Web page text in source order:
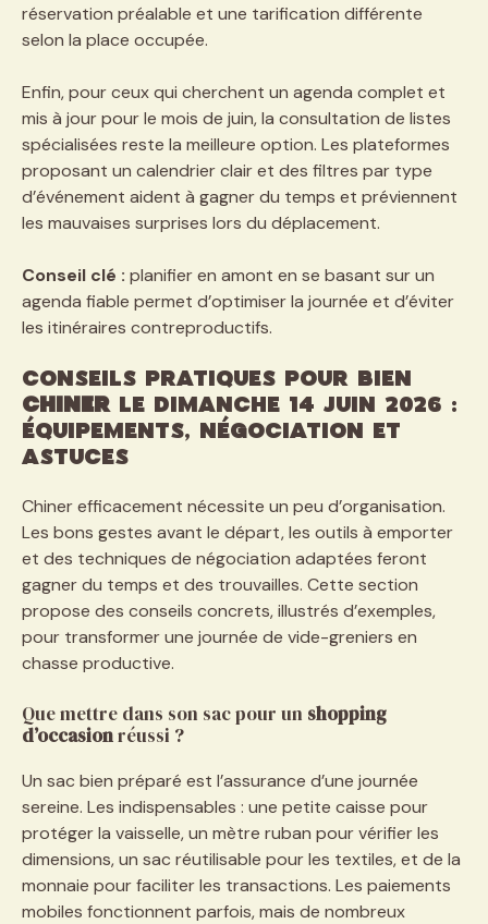
réservation préalable et une tarification différente
selon la place occupée.
Enfin, pour ceux qui cherchent un agenda complet et
mis à jour pour le mois de juin, la consultation de listes
spécialisées reste la meilleure option. Les plateformes
proposant un calendrier clair et des filtres par type
d’événement aident à gagner du temps et préviennent
les mauvaises surprises lors du déplacement.
Conseil clé : planifier en amont en se basant sur un
agenda fiable permet d’optimiser la journée et d’éviter
les itinéraires contreproductifs.
Conseils pratiques pour bien
chiner le dimanche 14 juin 2026 :
équipements, négociation et
astuces
Chiner efficacement nécessite un peu d’organisation.
Les bons gestes avant le départ, les outils à emporter
et des techniques de négociation adaptées feront
gagner du temps et des trouvailles. Cette section
propose des conseils concrets, illustrés d’exemples,
pour transformer une journée de vide-greniers en
chasse productive.
Que mettre dans son sac pour un shopping
d’occasionréussi ?
Un sac bien préparé est l’assurance d’une journée
sereine. Les indispensables : une petite caisse pour
protéger la vaisselle, un mètre ruban pour vérifier les
dimensions, un sac réutilisable pour les textiles, et de la
monnaie pour faciliter les transactions. Les paiements
mobiles fonctionnent parfois, mais de nombreux